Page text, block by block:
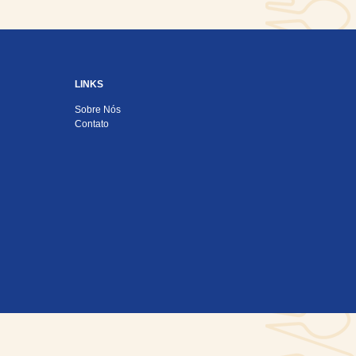
LINKS
Sobre Nós
Contato